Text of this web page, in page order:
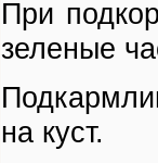
При
зеленые
на куст.